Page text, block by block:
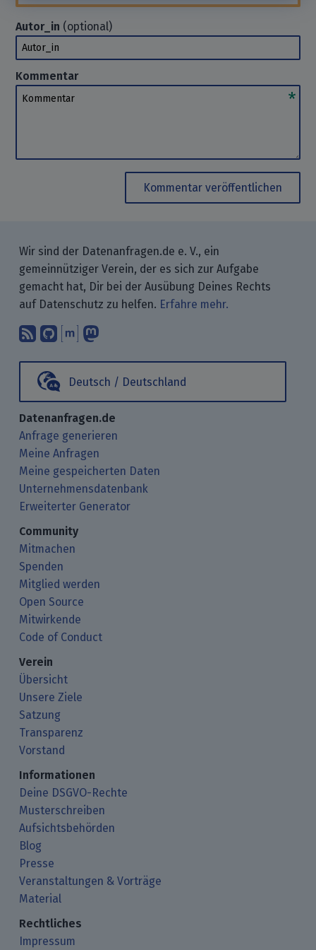
Autor_in (optional)
Autor_in
Kommentar
Kommentar
Kommentar veröffentlichen
Wir sind der Datenanfragen.de e. V., ein
gemeinnütziger Verein, der es sich zur Aufgabe
gemacht hat, Dir bei der Ausübung Deines Rechts
auf Datenschutz zu helfen. Erfahre mehr.
Abonniere unsere Blogbeiträge mit
Finde uns bei GitHub.
Unterhalte Dich mit uns über
Deutsch / Deutschland
Datenanfragen.de
Anfrage generieren
Meine Anfragen
Meine gespeicherten Daten
Unternehmensdatenbank
Erweiterter Generator
Community
Mitmachen
Spenden
Mitglied werden
Open Source
Mitwirkende
Code of Conduct
Verein
Übersicht
Unsere Ziele
Satzung
Transparenz
Vorstand
Informationen
Deine DSGVO-Rechte
Musterschreiben
Aufsichtsbehörden
Blog
Presse
Veranstaltungen & Vorträge
Material
Rechtliches
Impressum